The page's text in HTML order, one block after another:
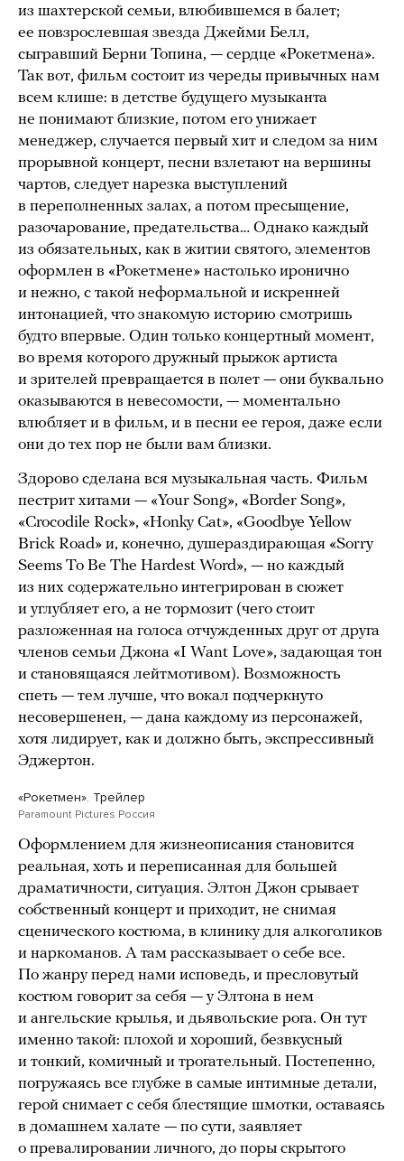
из шахтерской семьи, влюбившемся в балет;
ее повзрослевшая звезда Джейми Белл,
сыгравший Берни Топина, — сердце «Рокетмена».
Так вот, фильм состоит из череды привычных нам
всем клише: в детстве будущего музыканта
не понимают близкие, потом его унижает
менеджер, случается первый хит и следом за ним
прорывной концерт, песни взлетают на вершины
чартов, следует нарезка выступлений
в переполненных залах, а потом пресыщение,
разочарование, предательства… Однако каждый
из обязательных, как в житии святого, элементов
оформлен в «Рокетмене» настолько иронично
и нежно, с такой неформальной и искренней
интонацией, что знакомую историю смотришь
будто впервые. Один только концертный момент,
во время которого дружный прыжок артиста
и зрителей превращается в полет — они буквально
оказываются в невесомости, — моментально
влюбляет и в фильм, и в песни ее героя, даже если
они до тех пор не были вам близки.
Здорово сделана вся музыкальная часть. Фильм
пестрит хитами — «Your Song», «Border Song»,
«Crocodile Rock», «Honky Cat», «Goodbye Yellow
Brick Road» и, конечно, душераздирающая «Sorry
Seems To Be The Hardest Word», — но каждый
из них содержательно интегрирован в сюжет
и углубляет его, а не тормозит (чего стоит
разложенная на голоса отчужденных друг от друга
членов семьи Джона «I Want Love», задающая тон
и становящаяся лейтмотивом). Возможность
спеть — тем лучше, что вокал подчеркнуто
несовершенен, — дана каждому из персонажей,
хотя лидирует, как и должно быть, экспрессивный
Эджертон.
«Рокетмен». Трейлер
Paramount Pictures Россия
Оформлением для жизнеописания становится
реальная, хоть и переписанная для большей
драматичности, ситуация. Элтон Джон срывает
собственный концерт и приходит, не снимая
сценического костюма, в клинику для алкоголиков
и наркоманов. А там рассказывает о себе все.
По жанру перед нами исповедь, и пресловутый
костюм говорит за себя — у Элтона в нем
и ангельские крылья, и дьявольские рога. Он тут
именно такой: плохой и хороший, безвкусный
и тонкий, комичный и трогательный. Постепенно,
погружаясь все глубже в самые интимные детали,
герой снимает с себя блестящие шмотки, оставаясь
в домашнем халате — по сути, заявляет
о превалировании личного, до поры скрытого